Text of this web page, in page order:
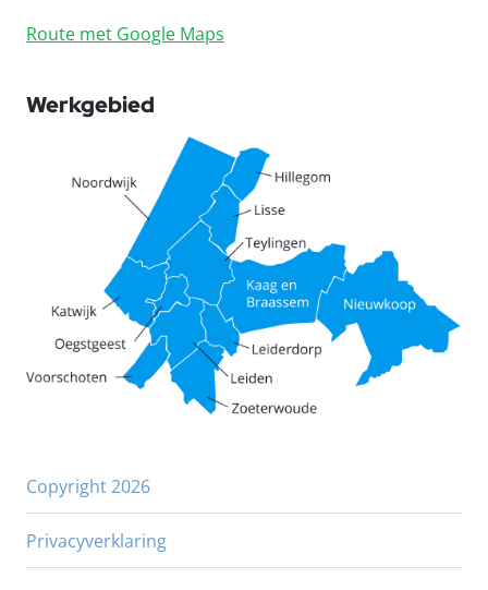
Route met Google Maps
Werkgebied
Copyright 2026
Privacyverklaring